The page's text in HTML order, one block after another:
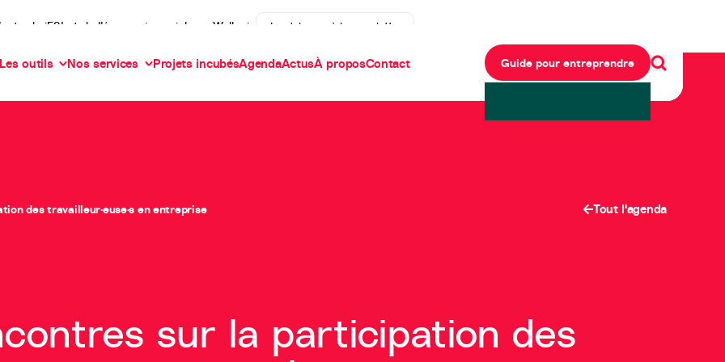
Les outils Nos services Projets incubésAgendaActusÀ proposContact Guide pour entreprendre
de iES! et de l’économie sociale en Wallonie Je m'abonne à la newsletter
des travailleur·euse·s en entreprise Tout l'agenda
sur la participation des